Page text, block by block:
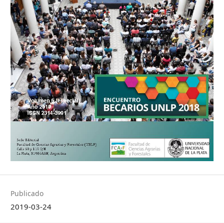
Publicado
2019-03-24